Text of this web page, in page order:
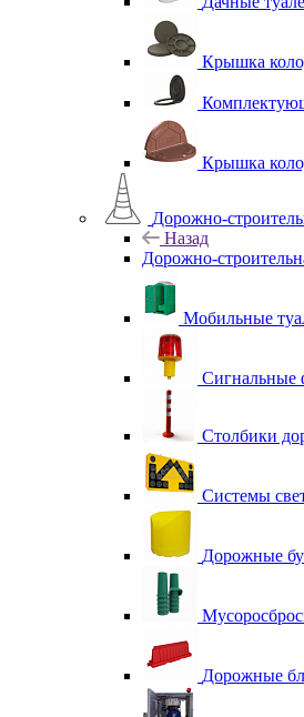
Крышка
Крышка
Дорожно-
Назад
Дорожно-
Мобильные
Сигнальные
Столбики
Системы
Дорожные
Дорожные